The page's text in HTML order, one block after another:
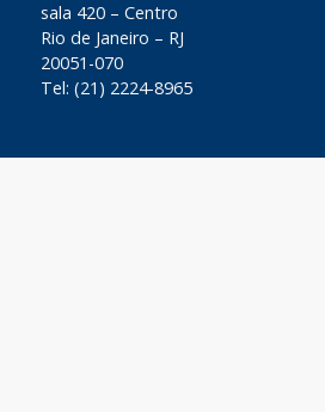
sala 420 – Centro
Rio de Janeiro – RJ
20051-070
Tel: (21) 2224-8965